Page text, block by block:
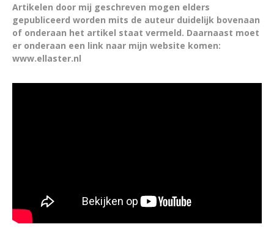
Artikelen door mij geschreven mogen elders
gepubliceerd worden mits de auteur duidelijk bovenaan
of onderaan het artikel staat vermeld. Daarnaast moet
er onderaan een link naar mijn website komen:
www.ellaster.nl